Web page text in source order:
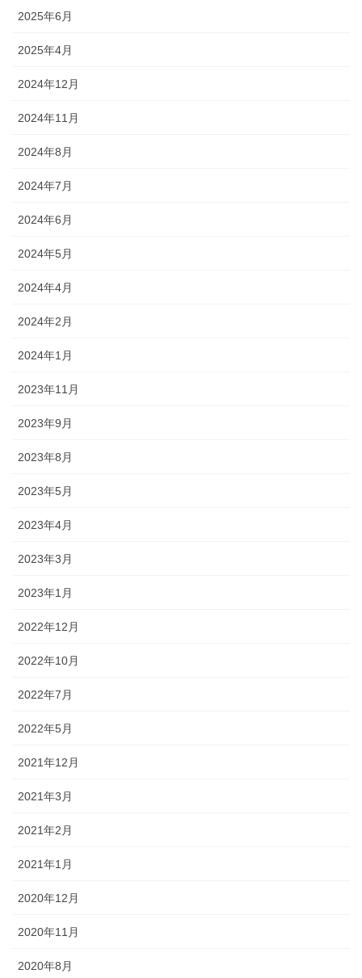
2025年6月
2025年4月
2024年12月
2024年11月
2024年8月
2024年7月
2024年6月
2024年5月
2024年4月
2024年2月
2024年1月
2023年11月
2023年9月
2023年8月
2023年5月
2023年4月
2023年3月
2023年1月
2022年12月
2022年10月
2022年7月
2022年5月
2021年12月
2021年3月
2021年2月
2021年1月
2020年12月
2020年11月
2020年8月